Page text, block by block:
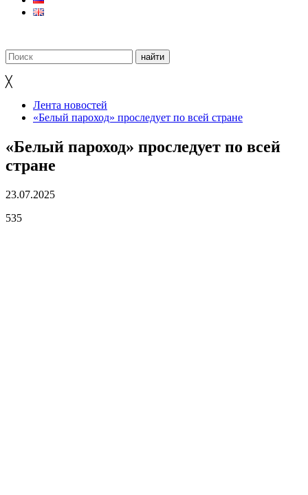
╳
Лента новостей
«Белый пароход» проследует по всей стране
«Белый пароход» проследует по всей
стране
23.07.2025
535